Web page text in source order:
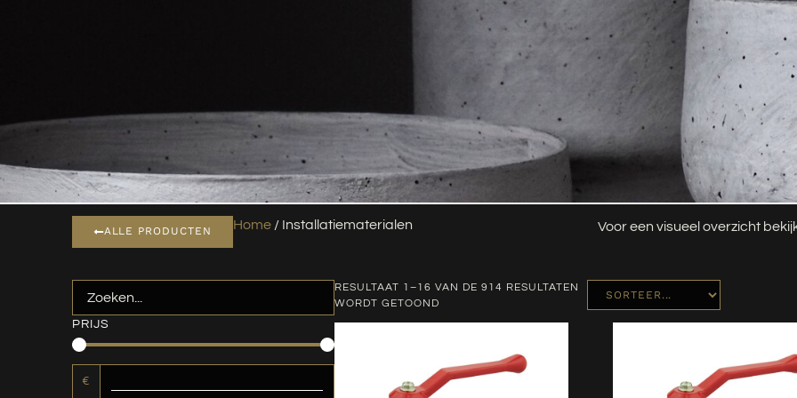
ALLE PRODUCTEN Home/ Installatiematerialen Voor een visueel overzicht
PRIJS
€
RESULTAAT 1–16 VAN DE 914 RESULTATEN
WORDT GETOOND